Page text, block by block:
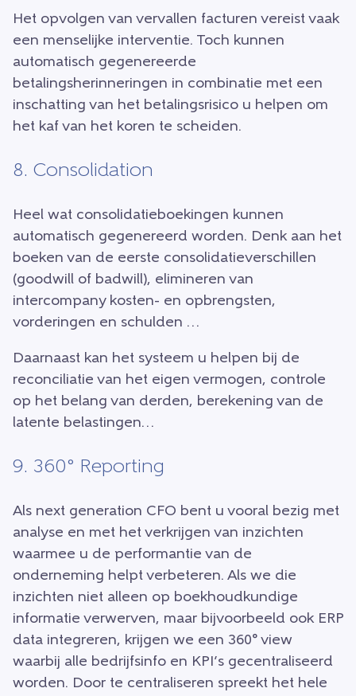
Het opvolgen van vervallen facturen vereist vaak
een menselijke interventie. Toch kunnen
automatisch gegenereerde
betalingsherinneringen in combinatie met een
inschatting van het betalingsrisico u helpen om
het kaf van het koren te scheiden.
8. Consolidation
Heel wat consolidatieboekingen kunnen
automatisch gegenereerd worden. Denk aan het
boeken van de eerste consolidatieverschillen
(goodwill of badwill), elimineren van
intercompany kosten- en opbrengsten,
vorderingen en schulden …
Daarnaast kan het systeem u helpen bij de
reconciliatie van het eigen vermogen, controle
op het belang van derden, berekening van de
latente belastingen…
9. 360° Reporting
Als next generation CFO bent u vooral bezig met
analyse en met het verkrijgen van inzichten
waarmee u de performantie van de
onderneming helpt verbeteren. Als we die
inzichten niet alleen op boekhoudkundige
informatie verwerven, maar bijvoorbeeld ook ERP
data integreren, krijgen we een 360° view
waarbij alle bedrijfsinfo en KPI’s gecentraliseerd
worden. Door te centraliseren spreekt het hele